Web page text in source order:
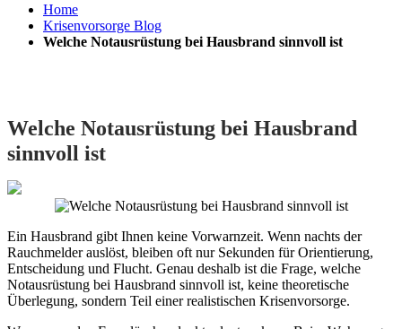
Home
Krisenvorsorge Blog
Welche Notausrüstung bei Hausbrand sinnvoll ist
Welche Notausrüstung bei Hausbrand
sinnvoll ist
Ein Hausbrand gibt Ihnen keine Vorwarnzeit. Wenn nachts der
Rauchmelder auslöst, bleiben oft nur Sekunden für Orientierung,
Entscheidung und Flucht. Genau deshalb ist die Frage, welche
Notausrüstung bei Hausbrand sinnvoll ist, keine theoretische
Überlegung, sondern Teil einer realistischen Krisenvorsorge.